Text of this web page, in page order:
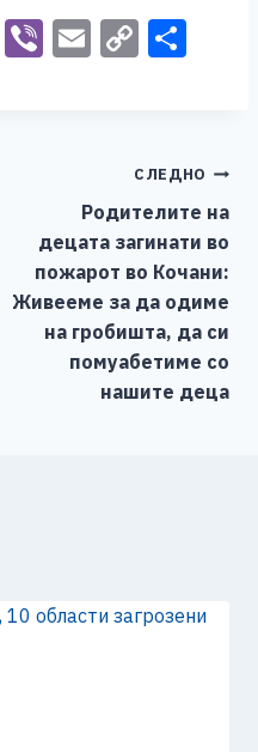
W Vi E C
Li
n
k
СЛЕДНО
Родителите на
децата загинати во
пожарот во Кочани:
Живееме за да одиме
на гробишта, да си
помуабетиме со
нашите деца